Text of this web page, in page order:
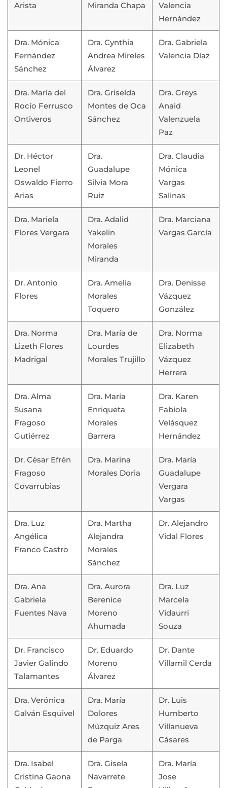
Arista
Miranda Chapa
Valencia
Hernández
Dra. Mónica
Fernández
Sánchez
Dra. Cynthia
Andrea Mireles
Álvarez
Dra. Gabriela
Valencia Díaz
Dra. María del
Rocío Ferrusco
Ontiveros
Dra. Griselda
Montes de Oca
Sánchez
Dra. Greys
Anaid
Valenzuela
Paz
Dr. Héctor
Leonel
Oswaldo Fierro
Arias
Dra.
Guadalupe
Silvia Mora
Ruiz
Dra. Claudia
Mónica
Vargas
Salinas
Dra. Mariela
Flores Vergara
Dra. Adalid
Yakelin
Morales
Miranda
Dra. Marciana
Vargas García
Dr. Antonio
Flores
Dra. Amelia
Morales
Toquero
Dra. Denisse
Vázquez
González
Dra. Norma
Lizeth Flores
Madrigal
Dra. María de
Lourdes
Morales Trujillo
Dra. Norma
Elizabeth
Vázquez
Herrera
Dra. Alma
Susana
Fragoso
Gutiérrez
Dra. María
Enriqueta
Morales
Barrera
Dra. Karen
Fabiola
Velásquez
Hernández
Dr. César Efrén
Fragoso
Covarrubias
Dra. Marina
Morales Doria
Dra. María
Guadalupe
Vergara
Vargas
Dra. Luz
Angélica
Franco Castro
Dra. Martha
Alejandra
Morales
Sánchez
Dr. Alejandro
Vidal Flores
Dra. Ana
Gabriela
Fuentes Nava
Dra. Aurora
Berenice
Moreno
Ahumada
Dra. Luz
Marcela
Vidaurri
Souza
Dr. Francisco
Javier Galindo
Talamantes
Dr. Eduardo
Moreno
Álvarez
Dr. Dante
Villamil Cerda
Dra. Verónica
Galván Esquivel
Dra. María
Dolores
Múzquiz Ares
de Parga
Dr. Luis
Humberto
Villanueva
Cásares
Dra. Isabel
Cristina Gaona
Dra. Gisela
Navarrete
Dra. María
Jose